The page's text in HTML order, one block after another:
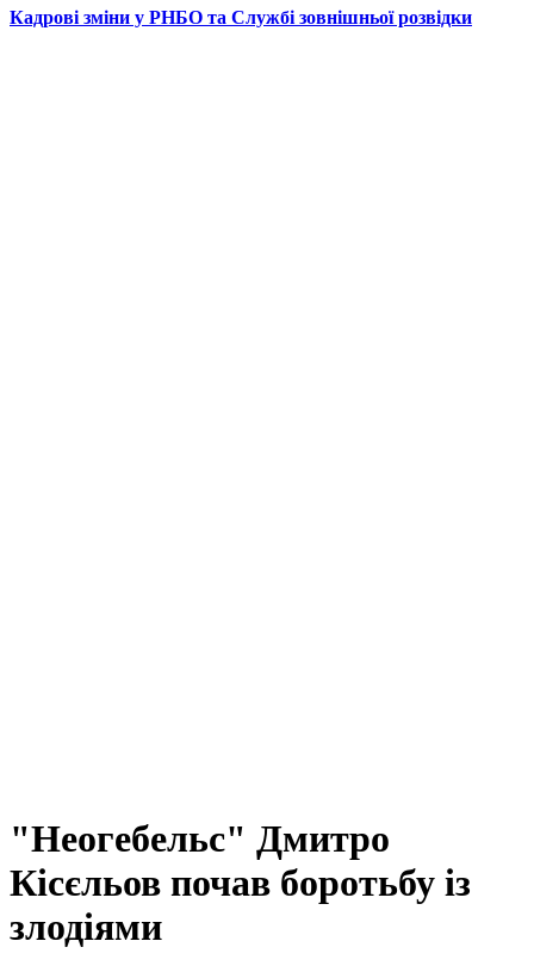
Кадрові зміни у РНБО та Службі зовнішньої розвідки
"Неогебельс" Дмитро
Кісєльов почав боротьбу із
злодіями